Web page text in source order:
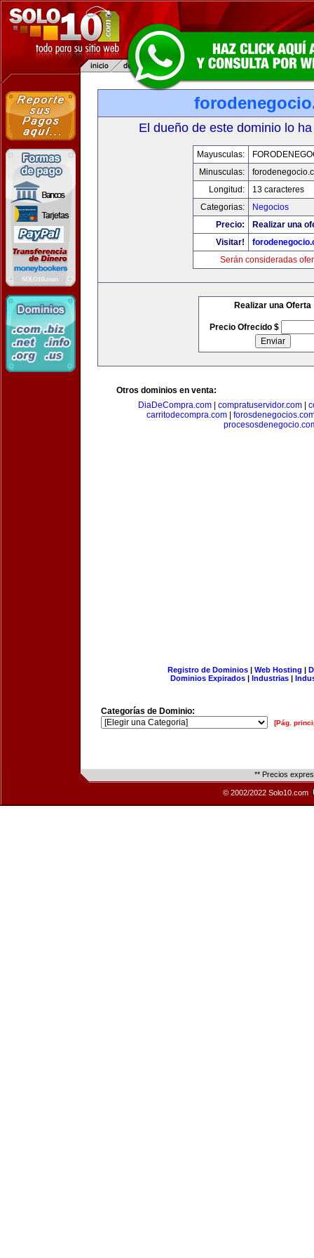
El dueño de este dominio lo
Mayusculas:
Minusculas:
Longitud:
13 caracteres
Categorias:
Negocios
Precio:
Realizar una
Visitar!
Serán consideradas
Realizar una Oferta
Precio Ofrecido $
Otros dominios en venta:
DiaDeCompra.com| compratuservidor.com|
carritodecompra.com|
Registro de Dominios| Web Hosting |
Dominios Expirados | Industrias |
Categorías de Dominio:
[Pág.
** Precios
© 2002/2022 Solo10.com